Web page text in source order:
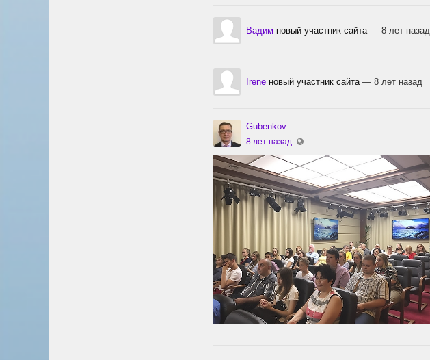
Вадим новый участник сайта — 8 лет назад
Irene новый участник сайта — 8 лет назад
Gubenkov
8 лет назад